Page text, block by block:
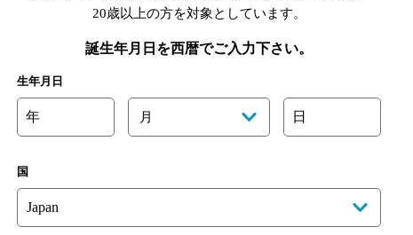
20歳以上の方を対象としています。
誕生年月日を西暦でご入力下さい。
生年月日
年 月 日
国